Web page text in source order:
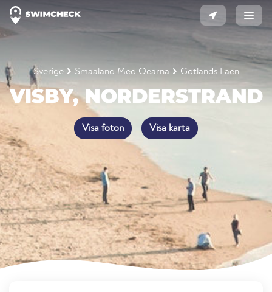
Sverige Smaaland Med Oearna Gotlands Laen
VISBY, NORDERSTRAND
Visa foton Visa karta